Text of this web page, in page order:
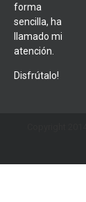
forma
sencilla, ha
llamado mi
atención.
Disfrútalo!